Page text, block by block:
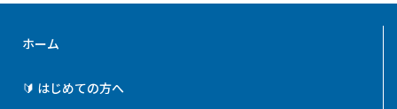
ホーム
🔰 はじめての方へ